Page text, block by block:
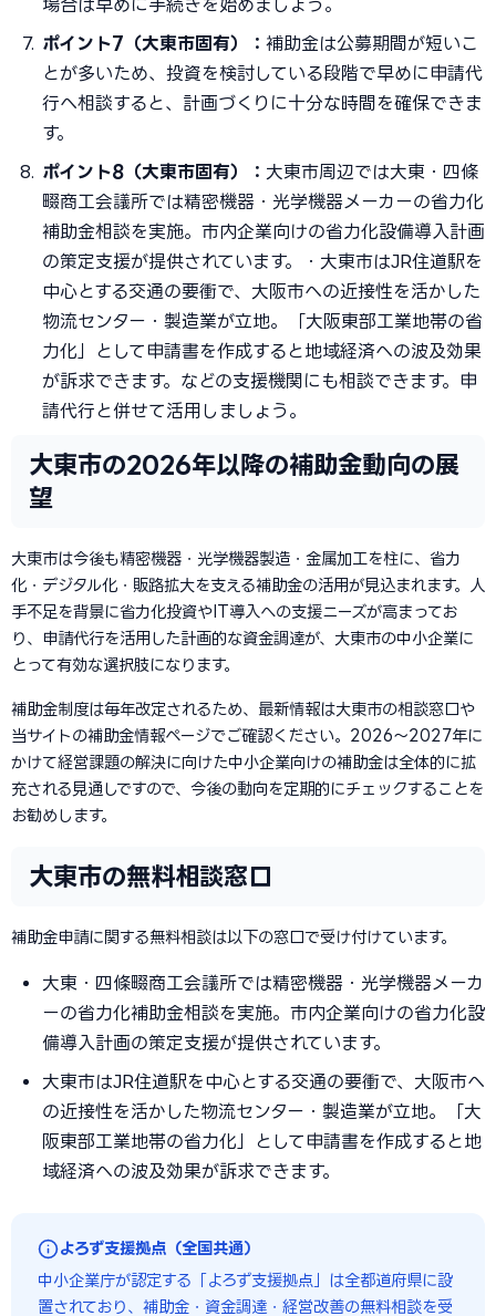
場合は早めに手続きを始めましょう。
ポイント7（大東市固有）： 補助金は公募期間が短いこ
とが多いため、投資を検討している段階で早めに申請代
行へ相談すると、計画づくりに十分な時間を確保できま
す。
ポイント8（大東市固有）： 大東市周辺では大東・四條
畷商工会議所では精密機器・光学機器メーカーの省力化
補助金相談を実施。市内企業向けの省力化設備導入計画
の策定支援が提供されています。・大東市はJR住道駅を
中心とする交通の要衝で、大阪市への近接性を活かした
物流センター・製造業が立地。「大阪東部工業地帯の省
力化」として申請書を作成すると地域経済への波及効果
が訴求できます。などの支援機関にも相談できます。申
請代行と併せて活用しましょう。
大東市の2026年以降の補助金動向の展
望
大東市は今後も精密機器・光学機器製造・金属加工を柱に、省力
化・デジタル化・販路拡大を支える補助金の活用が見込まれます。人
手不足を背景に省力化投資やIT導入への支援ニーズが高まってお
り、申請代行を活用した計画的な資金調達が、大東市の中小企業に
とって有効な選択肢になります。
補助金制度は毎年改定されるため、最新情報は大東市の相談窓口や
当サイトの補助金情報ページでご確認ください。2026〜2027年に
かけて経営課題の解決に向けた中小企業向けの補助金は全体的に拡
充される見通しですので、今後の動向を定期的にチェックすることを
お勧めします。
大東市の無料相談窓口
補助金申請に関する無料相談は以下の窓口で受け付けています。
大東・四條畷商工会議所では精密機器・光学機器メーカ
ーの省力化補助金相談を実施。市内企業向けの省力化設
備導入計画の策定支援が提供されています。
大東市はJR住道駅を中心とする交通の要衝で、大阪市へ
の近接性を活かした物流センター・製造業が立地。「大
阪東部工業地帯の省力化」として申請書を作成すると地
域経済への波及効果が訴求できます。
よろず支援拠点（全国共通）
中小企業庁が認定する「よろず支援拠点」は全都道府県に設
置されており、補助金・資金調達・経営改善の無料相談を受